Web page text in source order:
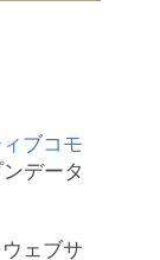
ブコモ
データ
ェブサ